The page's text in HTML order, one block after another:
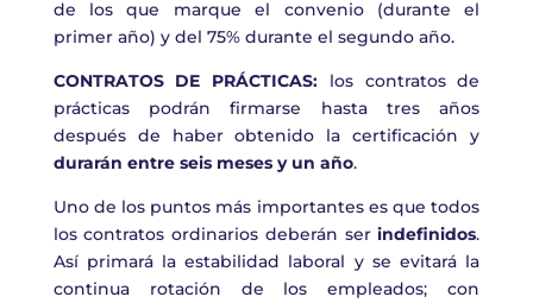
de los que marque el convenio (durante el
primer año) y del 75% durante el segundo año.
CONTRATOS DE PRÁCTICAS: los contratos de
prácticas podrán firmarse hasta tres años
después de haber obtenido la certificación y
durarán entre seis meses y un año.
Uno de los puntos más importantes es que todos
los contratos ordinarios deberán serindefinidos.
Así primará la estabilidad laboral y se evitará la
continua rotación de los empleados; con